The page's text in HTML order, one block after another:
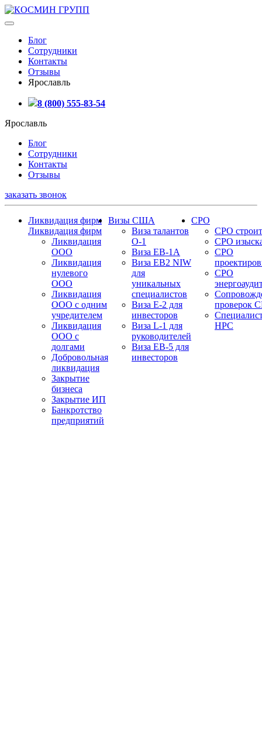
Блог
Сотрудники
Контакты
Отзывы
Ярославль
8 (800) 555-83-54
Ярославль
Блог
Сотрудники
Контакты
Отзывы
заказать звонок
Ликвидация фирм
Ликвидация фирм
Ликвидация
ООО
Ликвидация
нулевого
ООО
Ликвидация
ООО с одним
учредителем
Ликвидация
ООО с
долгами
Добровольная
ликвидация
Закрытие
бизнеса
Закрытие ИП
Банкротство
предприятий
Визы США
Виза талантов
О-1
Виза EB-1A
Виза EB2 NIW
для
уникальных
специалистов
Виза E-2 для
инвесторов
Виза L-1 для
руководителей
Виза EB-5 для
инвесторов
СРО
СРО
СРО
СРО
СРО
проверок
НРС